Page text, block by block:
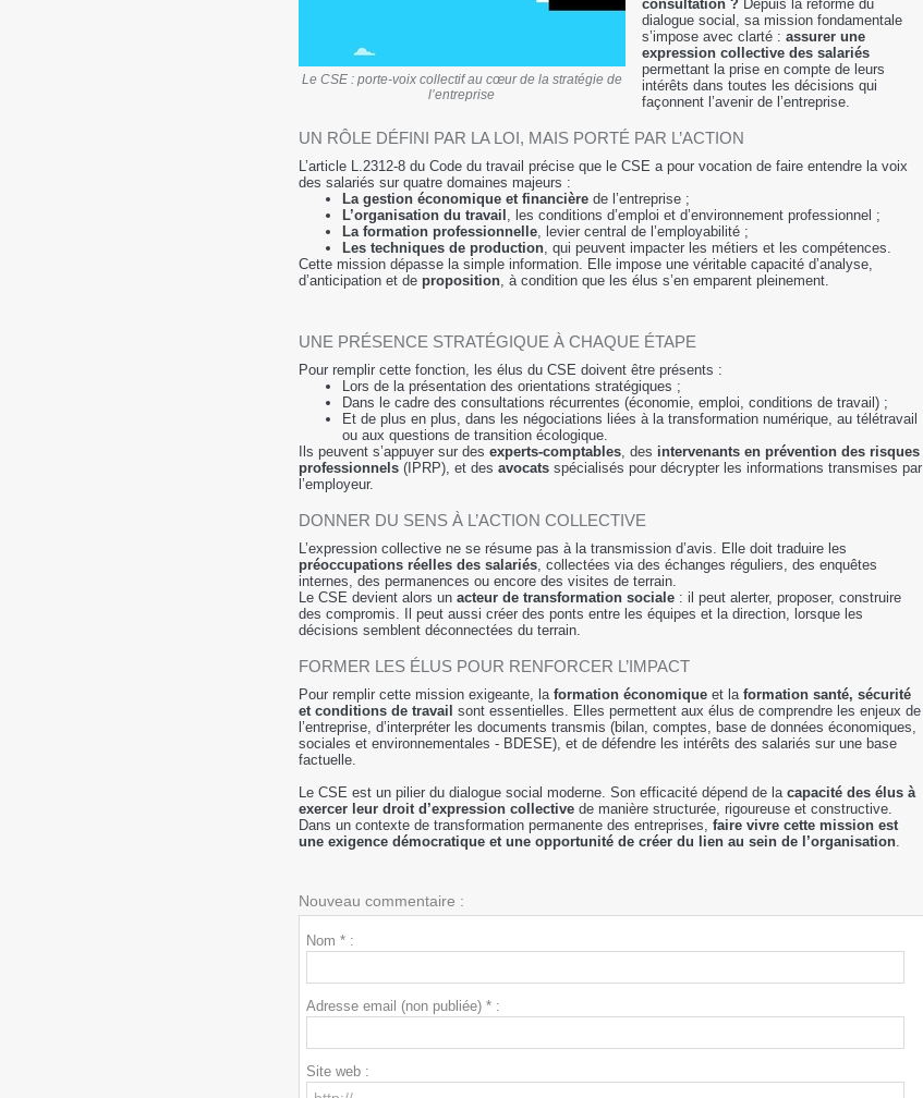
Le CSE : porte-voix collectif au cœur de la stratégie de
l’entreprise
consultation ?Depuis la réforme du
dialogue social, sa mission fondamentale
s’impose avec clarté : assurer une
expression collective des salariés
permettant la prise en compte de leurs
intérêts dans toutes les décisions qui
façonnent l’avenir de l’entreprise.
UN RÔLE DÉFINI PAR LA LOI, MAIS PORTÉ PAR L’ACTION
L’article L.2312-8 du Code du travail précise que le CSE a pour vocation de faire entendre la voix
des salariés sur quatre domaines majeurs :
La gestion économique et financièrede l’entreprise ;
L’organisation du travail , les conditions d’emploi et d’environnement professionnel ;
La formation professionnelle, levier central de l’employabilité ;
Les techniques de production, qui peuvent impacter les métiers et les compétences.
Cette mission dépasse la simple information. Elle impose une véritable capacité d’analyse,
d’anticipation et de proposition, à condition que les élus s’en emparent pleinement.
UNE PRÉSENCE STRATÉGIQUE À CHAQUE ÉTAPE
Pour remplir cette fonction, les élus du CSE doivent être présents :
Lors de la présentation des orientations stratégiques ;
Dans le cadre des consultations récurrentes (économie, emploi, conditions de travail) ;
Et de plus en plus, dans les négociations liées à la transformation numérique, au télétravail
ou aux questions de transition écologique.
Ils peuvent s’appuyer sur des experts-comptables, des intervenants en prévention des risques
professionnels(IPRP), et des avocatsspécialisés pour décrypter les informations transmises par
l’employeur.
DONNER DU SENS À L’ACTION COLLECTIVE
L’expression collective ne se résume pas à la transmission d’avis. Elle doit traduire les
préoccupations réelles des salariés, collectées via des échanges réguliers, des enquêtes
internes, des permanences ou encore des visites de terrain.
Le CSE devient alors un acteur de transformation sociale: il peut alerter, proposer, construire
des compromis. Il peut aussi créer des ponts entre les équipes et la direction, lorsque les
décisions semblent déconnectées du terrain.
FORMER LES ÉLUS POUR RENFORCER L’IMPACT
Pour remplir cette mission exigeante, la formation économiqueet la formation santé, sécurité
et conditions de travail sont essentielles. Elles permettent aux élus de comprendre les enjeux de
l’entreprise, d’interpréter les documents transmis (bilan, comptes, base de données économiques,
sociales et environnementales - BDESE), et de défendre les intérêts des salariés sur une base
factuelle.
Le CSE est un pilier du dialogue social moderne. Son efficacité dépend de la capacité des élus à
exercer leur droit d’expression collectivede manière structurée, rigoureuse et constructive.
Dans un contexte de transformation permanente des entreprises, faire vivre cette mission est
une exigence démocratique et une opportunité de créer du lien au sein de l’organisation.
Nouveau commentaire :
Nom * :
Adresse email (non publiée) * :
Site web :